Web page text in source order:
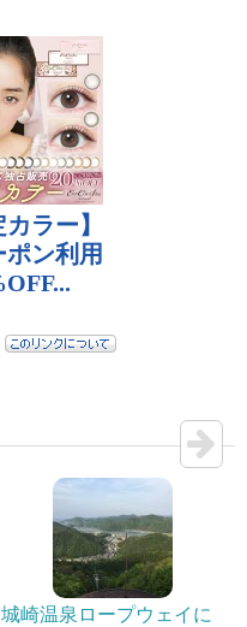
城崎温泉ロープウェイに